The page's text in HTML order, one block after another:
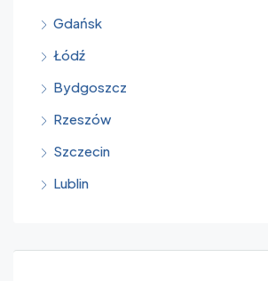
Gdańsk
Łódź
Bydgoszcz
Rzeszów
Szczecin
Lublin